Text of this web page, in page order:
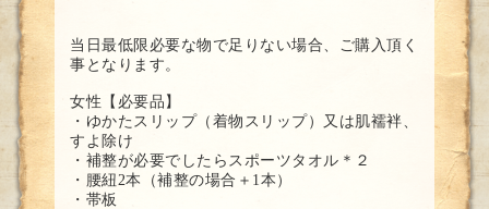
当日最低限必要な物で足りない場合、ご購入頂く
事となります。
女性【必要品】
・ゆかたスリップ（着物スリップ）又は肌襦袢、
すよ除け
・補整が必要でしたらスポーツタオル＊２
・腰紐2本（補整の場合＋1本）
・帯板